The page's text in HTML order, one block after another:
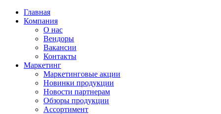
Главная
Компания
О нас
Вендоры
Вакансии
Контакты
Маркетинг
Маркетинговые акции
Новинки продукции
Новости партнерам
Обзоры продукции
Ассортимент